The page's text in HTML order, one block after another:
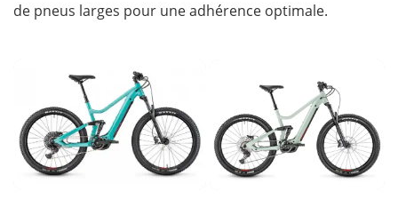
de pneus larges pour une adhérence optimale.